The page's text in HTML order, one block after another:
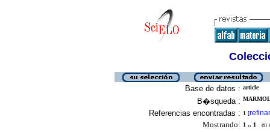
Base de datos : article
B�squeda :
Referencias encontradas : 1 [refinar
Mostrando: 1 .. 1 en